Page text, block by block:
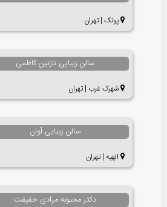
پونک | تهران
سالن زیبایی نازنین کاظمی
شهرک غرب | تهران
سالن زیبایی آوان
الهیه | تهران
دکتر محبوبه مرادی حقیقت